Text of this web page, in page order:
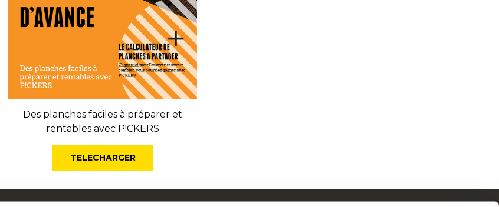
Des planches faciles à préparer et
rentables avec P!CKERS
TELECHARGER